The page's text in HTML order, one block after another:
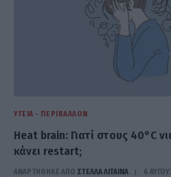
ΥΓΕΊΑ - ΠΕΡΙΒΆΛΛΟΝ
Heat brain: Γιατί στους 40°C
κάνει restart;
ΑΝΑΡΤΗΘΗΚΕ ΑΠΟ ΣΤΈΛΛΑ ΛΊΤΑΙΝΑ 6